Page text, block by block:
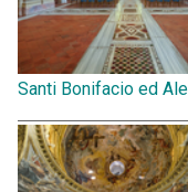
Santi Bonifacio ed